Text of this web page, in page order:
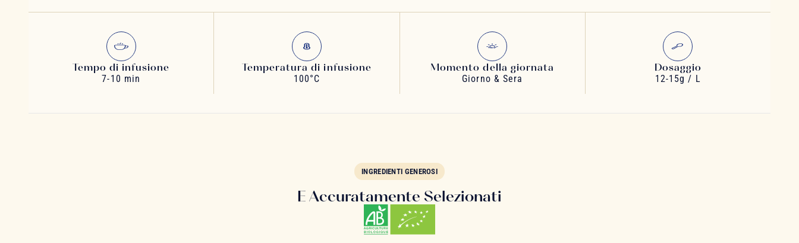
Tempo di infusione
7-10 min
Temperatura di infusione
100°C
Momento della giornata
Giorno & Sera
Dosaggio
12-15g / L
INGREDIENTI GENEROSI
E Accuratamente Selezionati